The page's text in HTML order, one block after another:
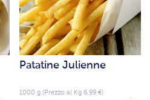
Patatine Julienne
1000 g (Prezzo al Kg 6.99 €)